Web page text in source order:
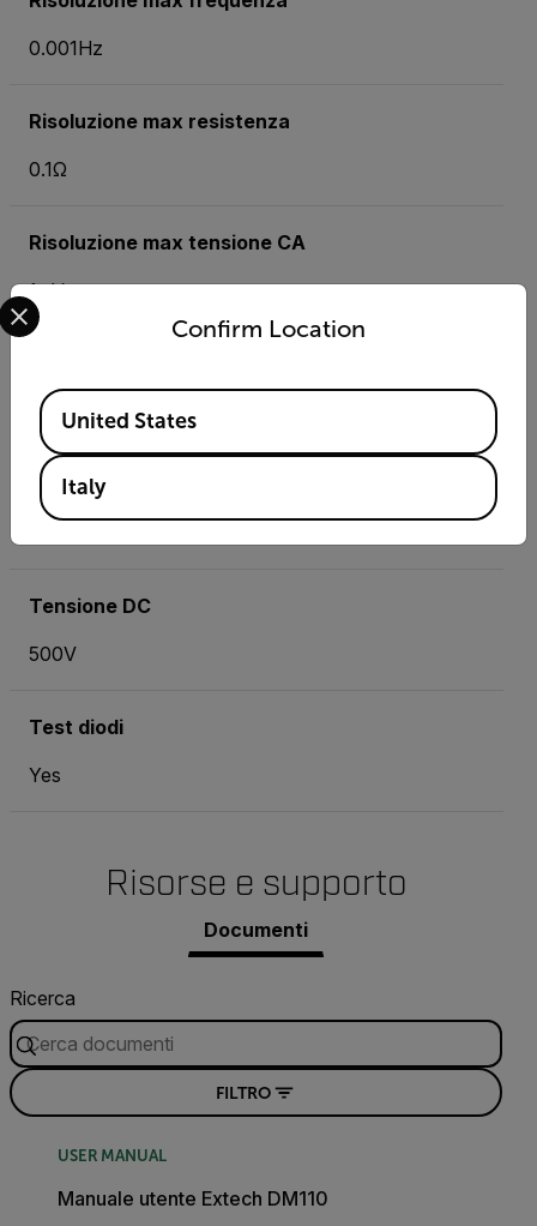
0.001Hz
Risoluzione max resistenza
0.1Ω
Risoluzione max tensione CA
1mV
1mV
Tensione AC
Tensione DC
500V
Test diodi
Yes
Risorse e supporto
Documenti
Ricerca
FILTRO
USER MANUAL
Manuale utente Extech DM110
Confirm Location
Select your preferred country and language from the
Available Locations
United States
Italy